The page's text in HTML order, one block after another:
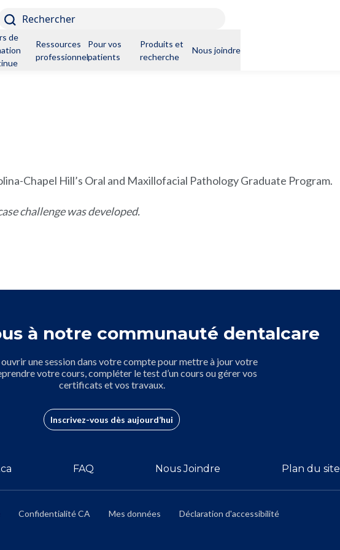
Rechercher
de
Ressources
professionnelles
Pour vos
patients
Produits et
recherche
Nous joindre
Chapel Hill’s Oral and Maxillofacial Pathology Graduate Program.
challenge was developed.
à notre communauté dentalcare
une session dans votre compte pour mettre à jour votre
votre cours, compléter le test d’un cours ou gérer vos
certificats et vos travaux.
Inscrivez-vous dès aujourd’hui
FAQ Nous Joindre Plan du site
Confidentialité CA Mes données Déclaration d'accessibilité